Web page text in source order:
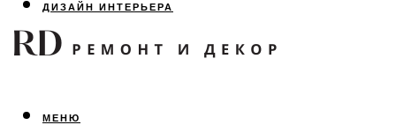
ДИЗАЙН ИНТЕРЬЕРА
ЛАНДШАФТНЫЙ ДИЗАЙН
ВСЕ ПРО РЕМОНТ
МЕНЮ